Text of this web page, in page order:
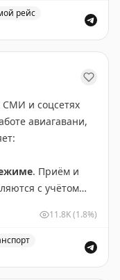
проверять
при
центры
Минтранса по
рейс
СМИ и соцсетях
авиагавани,
. Приём и
с учётом
61 рейс на вылет и
11.8K(1.8%)